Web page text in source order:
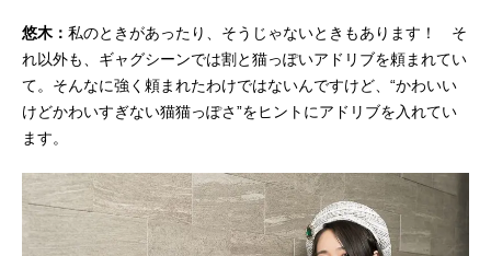
悠木： 私のときがあったり、そうじゃないときもあります！ そ
れ以外も、ギャグシーンでは割と猫っぽいアドリブを頼まれてい
て。そんなに強く頼まれたわけではないんですけど、“かわいい
けどかわいすぎない猫猫っぽさ”をヒントにアドリブを入れてい
ます。